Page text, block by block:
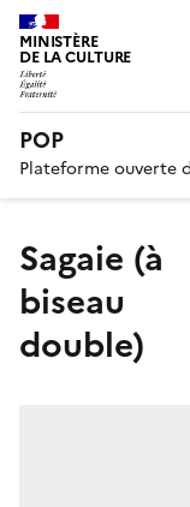
MINISTÈRE
DE LA CULTURE
POP
Plateforme ouverte
sagaie (à
biseau
double)